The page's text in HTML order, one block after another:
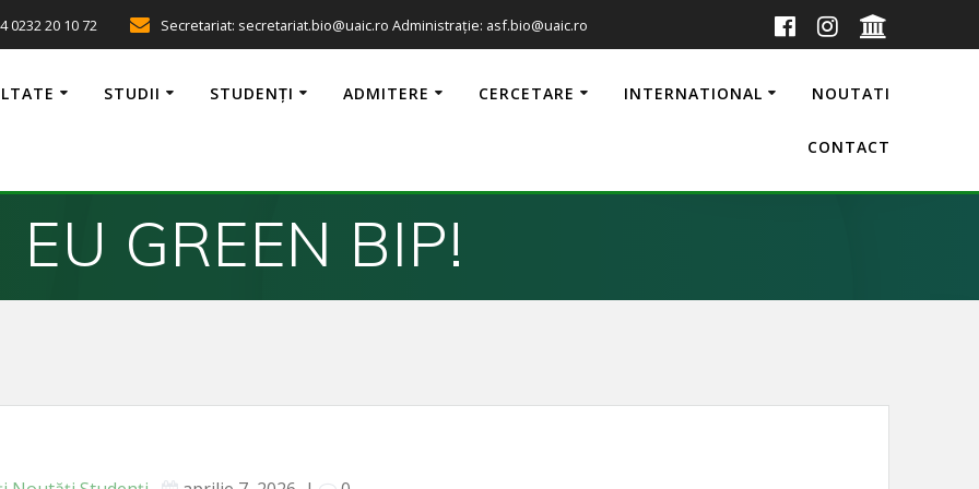
0232 20 10 72 Secretariat: secretariat.bio@uaic.ro Administrație: asf.bio@uaic.ro
STUDII STUDENȚI ADMITERE CERCETARE INTERNATIONAL NOUTATI
CONTACT
EU GREEN BIP!